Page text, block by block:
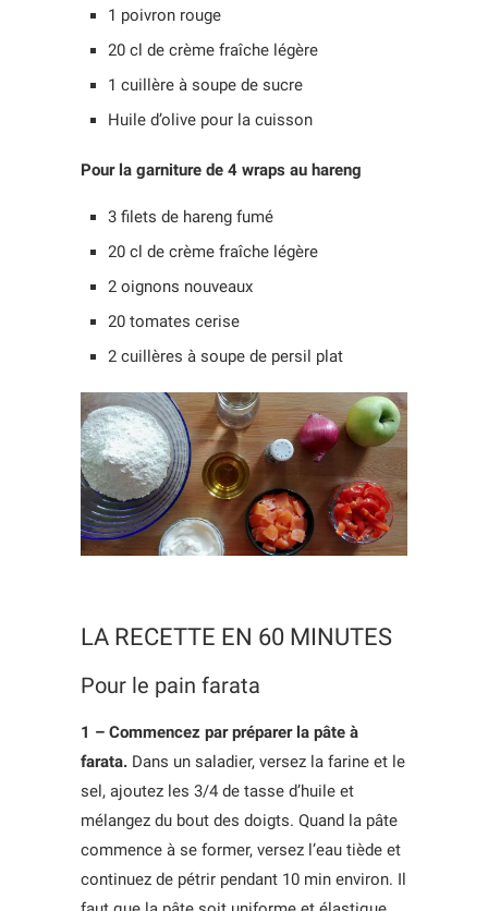
1 poivron rouge
20 cl de crème fraîche légère
1 cuillère à soupe de sucre
Huile d’olive pour la cuisson
Pour la garniture de 4 wraps au hareng
3 filets de hareng fumé
20 cl de crème fraîche légère
2 oignons nouveaux
20 tomates cerise
2 cuillères à soupe de persil plat
LA RECETTE EN 60 MINUTES
Pour le pain farata
1 – Commencez par préparer la pâte à
farata. Dans un saladier, versez la farine et le
sel, ajoutez les 3/4 de tasse d’huile et
mélangez du bout des doigts. Quand la pâte
commence à se former, versez l’eau tiède et
continuez de pétrir pendant 10 min environ. Il